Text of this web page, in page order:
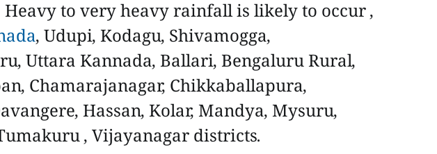
Heavy to very heavy rainfall is likely to occur ,
, Udupi, Kodagu, Shivamogga,
Uttara Kannada, Ballari, Bengaluru Rural,
Chamarajanagar, Chikkaballapura,
Hassan, Kolar, Mandya, Mysuru,
, Vijayanagar districts.